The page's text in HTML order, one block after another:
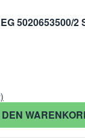
5020653500/2
DEN